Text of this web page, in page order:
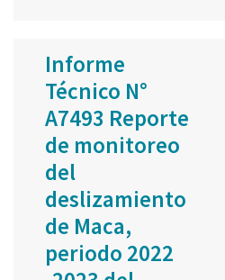
Informe
Técnico N°
A7493 Reporte
de monitoreo
del
deslizamiento
de Maca,
periodo 2022